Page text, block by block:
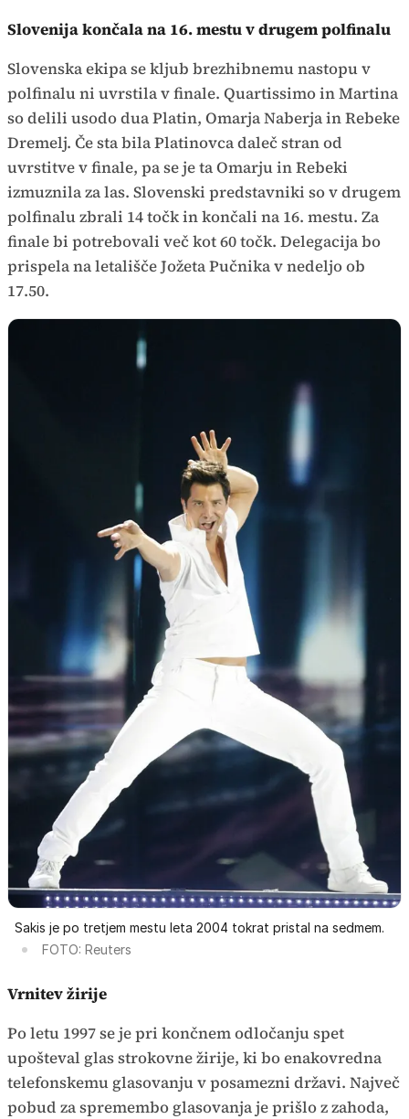
Slovenija končala na 16. mestu v drugem polfinalu
Slovenska ekipa se kljub brezhibnemu nastopu v
polfinalu ni uvrstila v finale. Quartissimo in Martina
so delili usodo dua Platin, Omarja Naberja in Rebeke
Dremelj. Če sta bila Platinovca daleč stran od
uvrstitve v finale, pa se je ta Omarju in Rebeki
izmuznila za las. Slovenski predstavniki so v drugem
polfinalu zbrali 14 točk in končali na 16. mestu. Za
finale bi potrebovali več kot 60 točk. Delegacija bo
prispela na letališče Jožeta Pučnika v nedeljo ob
17.50.
Sakis je po tretjem mestu leta 2004 tokrat pristal na sedmem.
FOTO: Reuters
Vrnitev žirije
Po letu 1997 se je pri končnem odločanju spet
upošteval glas strokovne žirije, ki bo enakovredna
telefonskemu glasovanju v posamezni državi. Največ
pobud za spremembo glasovanja je prišlo z zahoda,